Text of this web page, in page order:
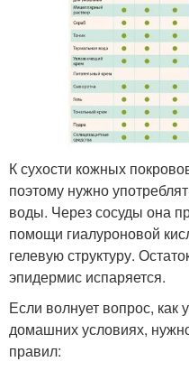
К сухости кожных
поэтому нужно
воды. Через сосуды она
помощи гиалуроновой
гелевую структуру.
эпидермис испаряется.
Если волнует вопрос, как
домашних условиях,
правил: